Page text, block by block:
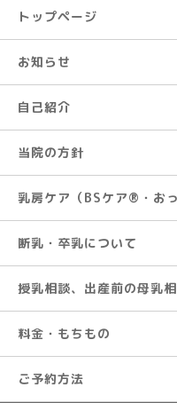
トップページ
お知らせ
自己紹介
当院の方針
乳房ケア（BSケア®︎・お
断乳・卒乳について
授乳相談、出産前の母乳
料金・もちもの
ご予約方法